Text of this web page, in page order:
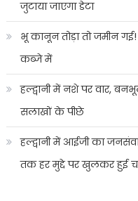
जुटाया जाएगा डेटा
भू कानून तोड़ा तो जमीन
कब्जे में
हल्द्वानी में नशे पर वार,
सलाखों के पीछे
हल्द्वानी में आईजी का
तक हर मुद्दे पर खुलकर हुई